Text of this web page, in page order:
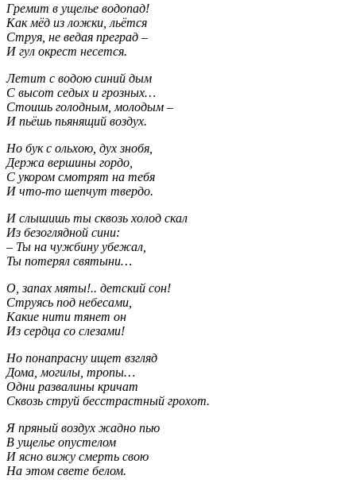
Гремит в ущелье водопад!
Как мёд из ложки, льётся
Струя, не ведая преград –
И гул окрест несется.
Летит с водою синий дым
С высот седых и грозных…
Стоишь голодным, молодым –
И пьёшь пьянящий воздух.
Но бук с ольхою, дух знобя,
Держа вершины гордо,
С укором смотрят на тебя
И что-то шепчут твердо.
И слышишь ты сквозь холод скал
Из безоглядной сини:
– Ты на чужбину убежал,
Ты потерял святыни…
О, запах мяты!.. детский сон!
Струясь под небесами,
Какие нити тянет он
Из сердца со слезами!
Но понапрасну ищет взгляд
Дома, могилы, тропы…
Одни развалины кричат
Сквозь струй бесстрастный грохот.
Я пряный воздух жадно пью
В ущелье опустелом
И ясно вижу смерть свою
На этом свете белом.